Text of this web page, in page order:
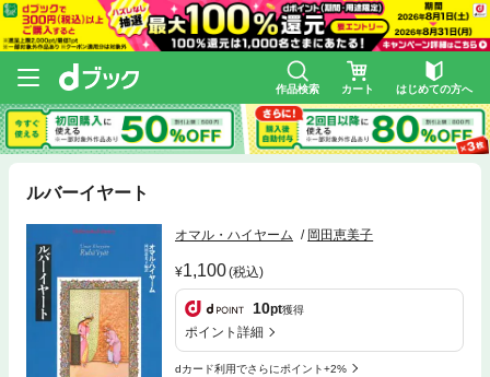
作品検索 カート はじめての方へ
ルバーイヤート
オマル・ハイヤーム 岡田恵美子
1,100(税込)
10pt獲得
ポイント詳細
dカード利用でさらにポイント+2%